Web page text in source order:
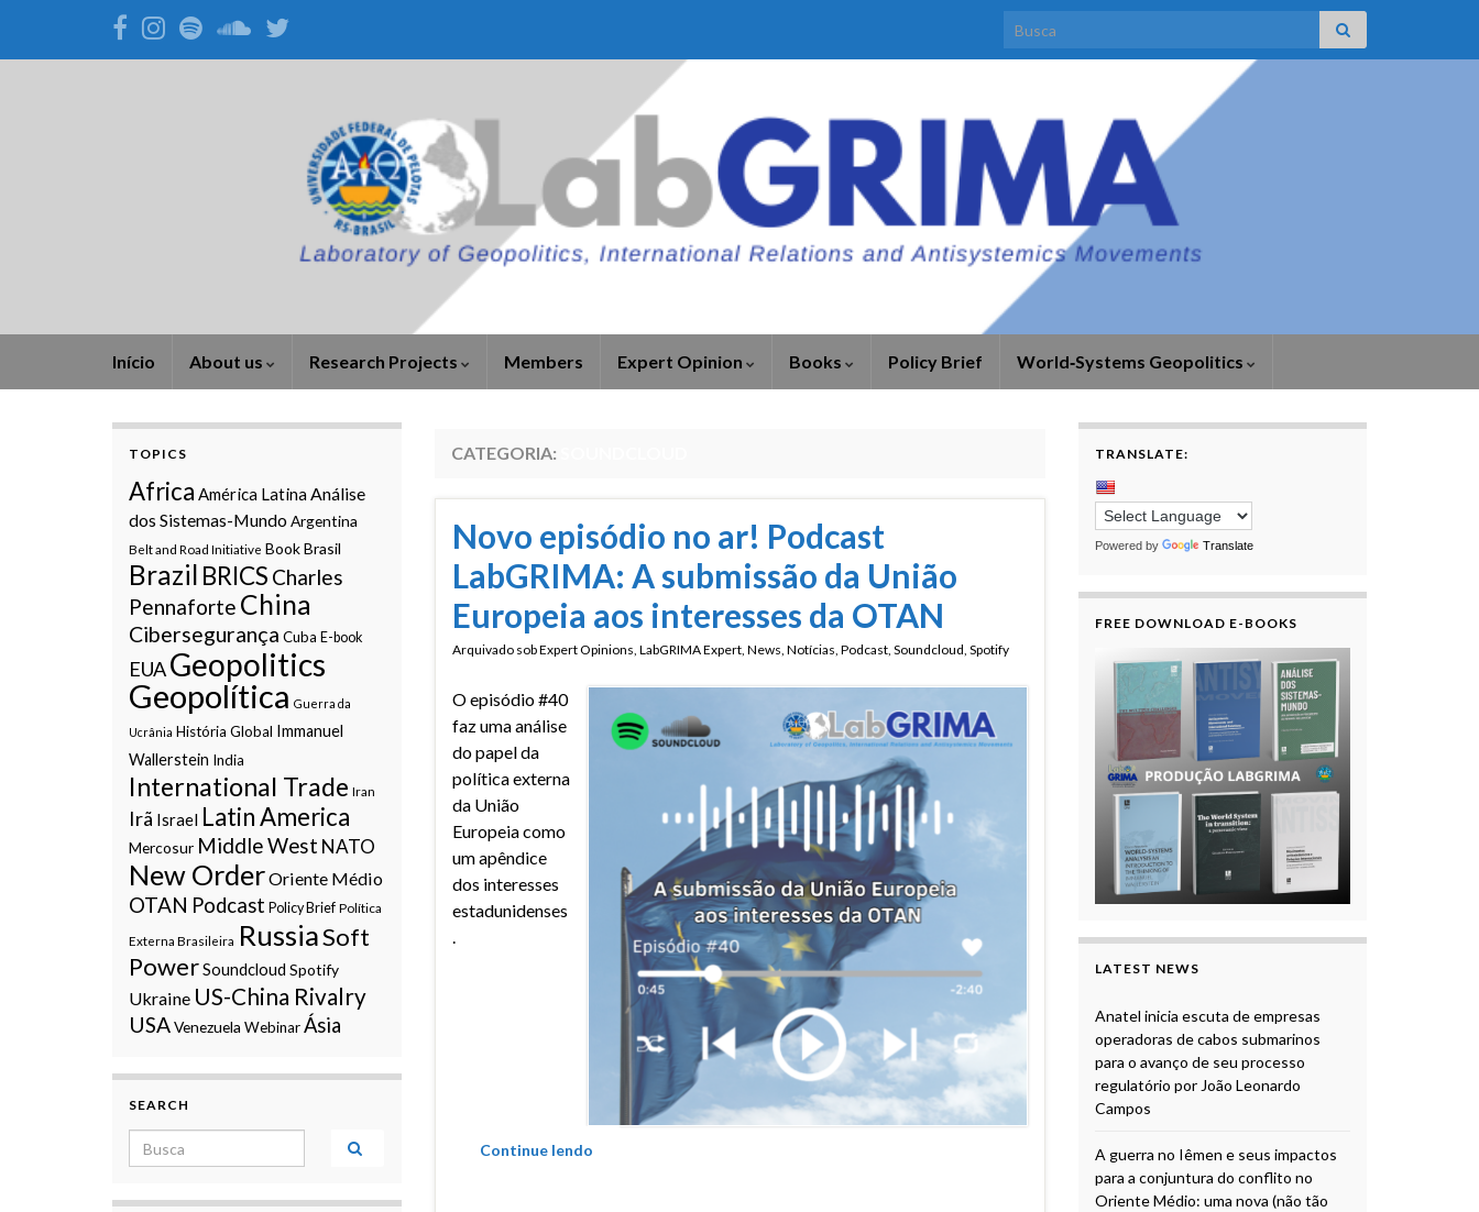
Search for:
Início About us Research Projects Members Expert Opinion Books Policy Brief World‑Systems Geopolitics
CATEGORIA:
Novo episódio no ar! Podcast
LabGRIMA: A submissão da União
Europeia aos interesses da OTAN
Arquivado sobExpert Opinions, LabGRIMA Expert, News, Notícias, Podcast, Soundcloud, Spotify
O episódio #40
faz uma análise
do papel da
política externa
da União
Europeia como
um apêndice
dos interesses
estadunidenses
.
Continue lendo
TOPICS
Africa América LatinaAnálise
dos Sistemas-Mundo Argentina
Belt and Road Initiative BookBrasil
Brazil BRICS Charles
Pennaforte China
Cibersegurança Cuba E-book
EUAGeopolitics
Geopolítica Guerra da
Ucrânia História Global Immanuel
Wallerstein India
International Trade Iran
Irã Israel Latin America
Mercosur Middle West NATO
New OrderOriente Médio
OTAN Podcast Policy Brief Política
Externa Brasileira RussiaSoft
PowerSoundcloud Spotify
Ukraine US-China Rivalry
USAVenezuela WebinarÁsia
SEARCH
Search for:
TRANSLATE:
Powered by Translate
FREE DOWNLOAD E-BOOKS
LATEST NEWS
Anatel inicia escuta de empresas
operadoras de cabos submarinos
para o avanço de seu processo
regulatório por João Leonardo
Campos
A guerra no Iêmen e seus impactos
para a conjuntura do conflito no
Oriente Médio: uma nova (não tão